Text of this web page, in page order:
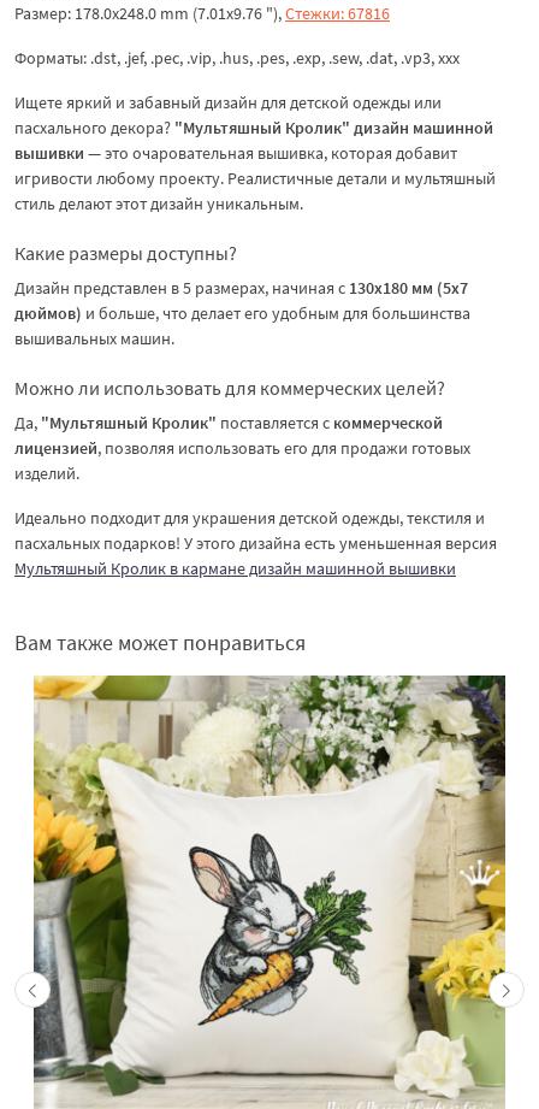
Размер: 178.0x248.0 mm (7.01x9.76 "),Стежки: 67816
Форматы: .dst, .jef, .pec, .vip, .hus, .pes, .exp, .sew, .dat, .vp3, ххх
Ищете яркий и забавный дизайн для детской одежды или
пасхального декора? "Мультяшный Кролик" дизайн машинной
вышивки — это очаровательная вышивка, которая добавит
игривости любому проекту. Реалистичные детали и мультяшный
стиль делают этот дизайн уникальным.
Какие размеры доступны?
Дизайн представлен в 5 размерах, начиная с 130x180 мм (5x7
дюймов) и больше, что делает его удобным для большинства
вышивальных машин.
Можно ли использовать для коммерческих целей?
Да, "Мультяшный Кролик" поставляется с коммерческой
лицензией, позволяя использовать его для продажи готовых
изделий.
Идеально подходит для украшения детской одежды, текстиля и
пасхальных подарков! У этого дизайна есть уменьшенная версия
Мультяшный Кролик в кармане дизайн машинной вышивки
Вам также может понравиться